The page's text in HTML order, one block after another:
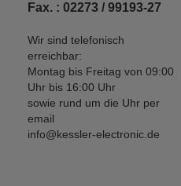
Fax. : 02273 / 99193-27
Wir sind telefonisch
erreichbar:
Montag bis Freitag von 09:00
Uhr bis 16:00 Uhr
sowie rund um die Uhr per
email
info@kessler-electronic.de